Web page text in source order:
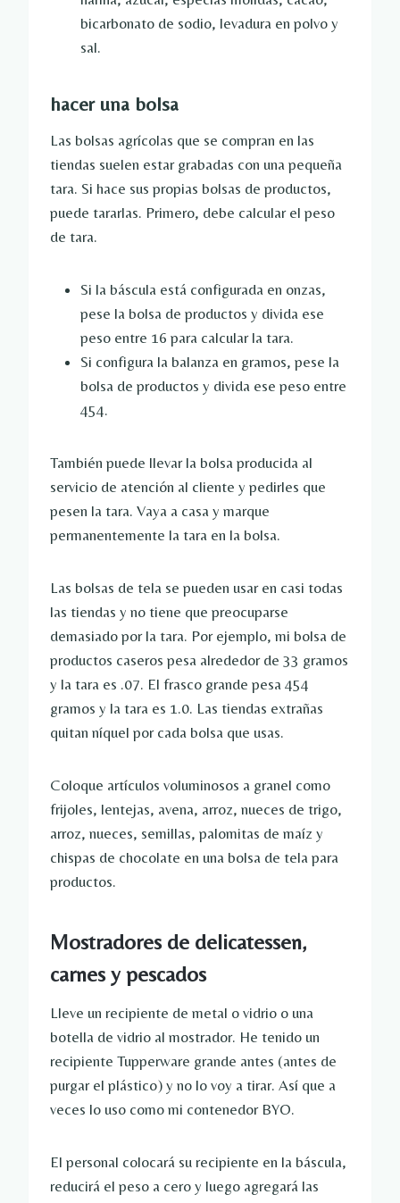
bicarbonato de sodio, levadura en polvo y
sal.
hacer una bolsa
Las bolsas agrícolas que se compran en las
tiendas suelen estar grabadas con una pequeña
tara. Si hace sus propias bolsas de productos,
puede tararlas. Primero, debe calcular el peso
de tara.
Si la báscula está configurada en onzas,
pese la bolsa de productos y divida ese
peso entre 16 para calcular la tara.
Si configura la balanza en gramos, pese la
bolsa de productos y divida ese peso entre
454.
También puede llevar la bolsa producida al
servicio de atención al cliente y pedirles que
pesen la tara. Vaya a casa y marque
permanentemente la tara en la bolsa.
Las bolsas de tela se pueden usar en casi todas
las tiendas y no tiene que preocuparse
demasiado por la tara. Por ejemplo, mi bolsa de
productos caseros pesa alrededor de 33 gramos
y la tara es .07. El frasco grande pesa 454
gramos y la tara es 1.0. Las tiendas extrañas
quitan níquel por cada bolsa que usas.
Coloque artículos voluminosos a granel como
frijoles, lentejas, avena, arroz, nueces de trigo,
arroz, nueces, semillas, palomitas de maíz y
chispas de chocolate en una bolsa de tela para
productos.
Mostradores de delicatessen,
carnes y pescados
Lleve un recipiente de metal o vidrio o una
botella de vidrio al mostrador. He tenido un
recipiente Tupperware grande antes (antes de
purgar el plástico) y no lo voy a tirar. Así que a
veces lo uso como mi contenedor BYO.
El personal colocará su recipiente en la báscula,
reducirá el peso a cero y luego agregará las